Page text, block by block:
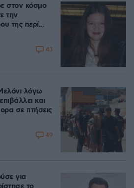
στον κόσμο
την
της περί...
43
λόγω
και
σε πτήσεις
49
για